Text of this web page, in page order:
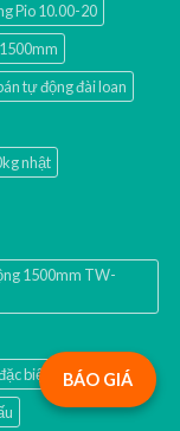
Pio 10.00-20
tự động đài loan
nhật
1500mm TW-
biệt 838x1220mm
BÁO GIÁ